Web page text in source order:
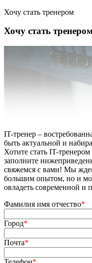
Хочу стать тренером
Хочу стать
IT-тренер –
быть актуальной и
Хотите стать IT-
заполните
свяжемся с вами! Мы
большим опытом, но и
овладеть современной и
Фамилия имя отчество*
Город*
Почта*